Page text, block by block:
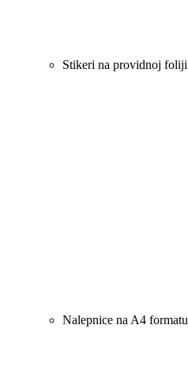
Stikeri na providnoj foliji
Nalepnice na A4 formatu